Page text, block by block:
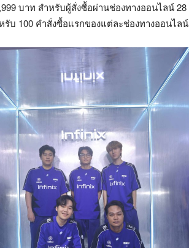
บาท สำหรับผู้สั่งซื้อผ่านช่องทางออนไลน์ 28
บ 100 คำสั่งซื้อแรกของแต่ละช่องทางออนไลน์